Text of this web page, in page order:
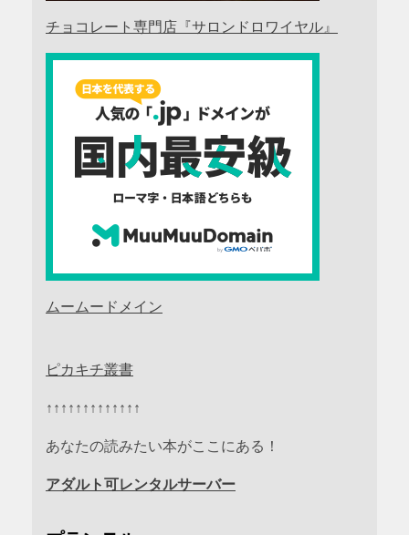
チョコレート専門店『サロンドロワイヤル』
ムームードメイン
ピカキチ叢書
↑↑↑↑↑↑↑↑↑↑↑↑↑
あなたの読みたい本がここにある！
アダルト可レンタルサーバー